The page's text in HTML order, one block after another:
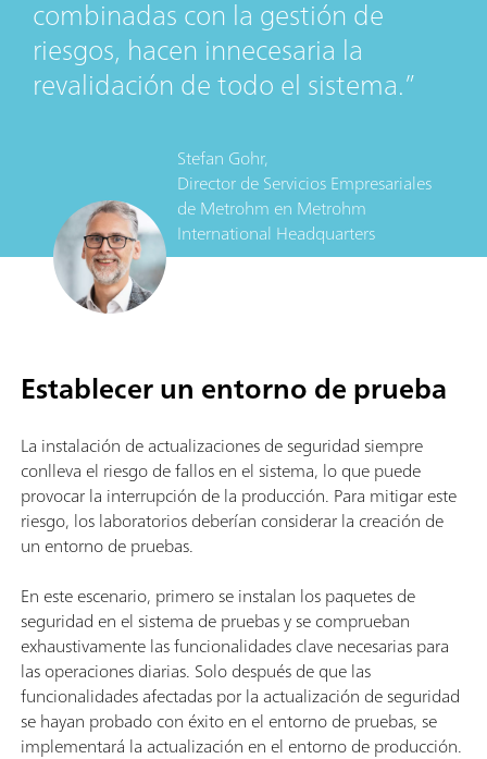
combinadas con la gestión de
riesgos, hacen innecesaria la
revalidación de todo el sistema.
Stefan Gohr,
Director de Servicios Empresariales
de Metrohm en Metrohm
International Headquarters
Establecer un entorno de prueba
La instalación de actualizaciones de seguridad siempre
conlleva el riesgo de fallos en el sistema, lo que puede
provocar la interrupción de la producción. Para mitigar este
riesgo, los laboratorios deberían considerar la creación de
un entorno de pruebas.
En este escenario, primero se instalan los paquetes de
seguridad en el sistema de pruebas y se comprueban
exhaustivamente las funcionalidades clave necesarias para
las operaciones diarias. Solo después de que las
funcionalidades afectadas por la actualización de seguridad
se hayan probado con éxito en el entorno de pruebas, se
implementará la actualización en el entorno de producción.